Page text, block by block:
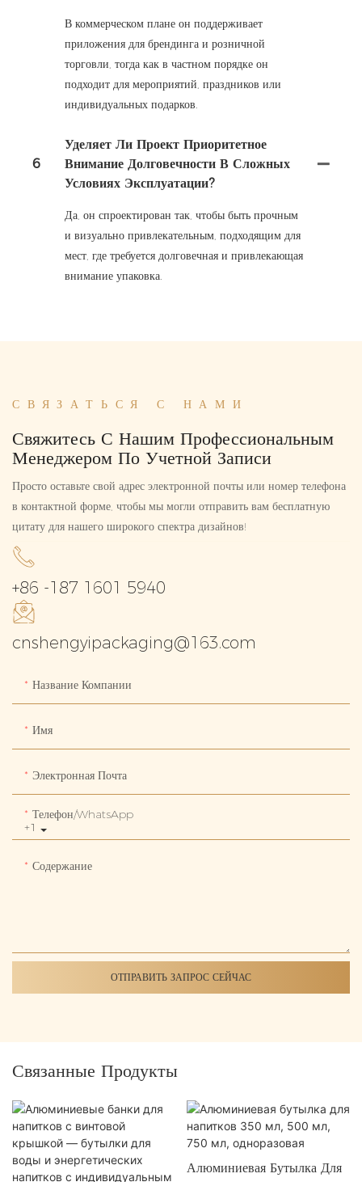
В коммерческом плане он поддерживает
приложения для брендинга и розничной
торговли, тогда как в частном порядке он
подходит для мероприятий, праздников или
индивидуальных подарков.
6
Уделяет Ли Проект Приоритетное
Внимание Долговечности В Сложных
Условиях Эксплуатации?
Да, он спроектирован так, чтобы быть прочным
и визуально привлекательным, подходящим для
мест, где требуется долговечная и привлекающая
внимание упаковка.
СВЯЗАТЬСЯ С НАМИ
Свяжитесь С Нашим Профессиональным
Менеджером По Учетной Записи
Просто оставьте свой адрес электронной почты или номер телефона
в контактной форме, чтобы мы могли отправить вам бесплатную
цитату для нашего широкого спектра дизайнов!
+86 -187 1601 5940
cnshengyipackaging@163.com
Название Компании
Имя
Электронная Почта
+1
Телефон/WhatsApp
Содержание
ОТПРАВИТЬ ЗАПРОС СЕЙЧАС
Связанные Продукты
Алюминиевая Бутылка Для